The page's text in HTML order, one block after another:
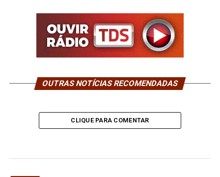
OUTRAS NOTÍCIAS RECOMENDADAS
CLIQUE PARA COMENTAR